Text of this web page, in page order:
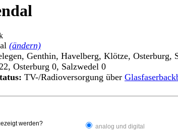
(ändern)
Genthin, Havelberg, Klötze, Osterburg,
Osterburg 0, Salzwedel 0
TV-/Radioversorgung über
werden?
analog und digital